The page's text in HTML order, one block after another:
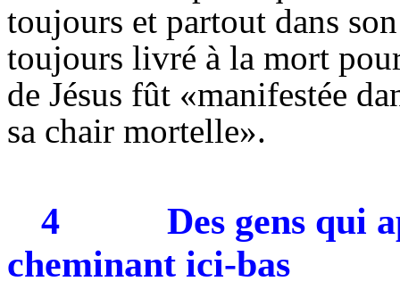
toujours et partout dans
toujours livré à la mort
de Jésus fût «manifestée
sa chair mortelle».
4
Des gens qui
cheminant ici-bas